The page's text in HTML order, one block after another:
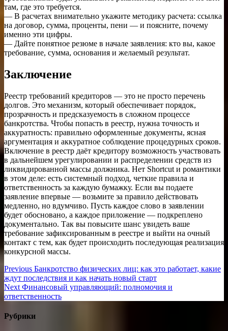
там, где это требуется.
— В расчетах внимательно укажите методику расчета: ссылка
на договор, сумма, проценты, пени — и поясните, почему
именно эти цифры.
— Дайте понятное резюме в начале заявления: кто вы, какое
требование, сумма, основания и желаемый результат.
Заключение
Реестр требований кредиторов — это не просто перечень
долгов. Это механизм, который обеспечивает порядок,
прозрачность и предсказуемость в сложном процессе
банкротства. Чтобы попасть в реестр, нужна точность и
аккуратность: правильно оформленные документы, ясная
аргументация и аккуратное соблюдение процедурных сроков.
Включение в реестр даёт кредитору возможность участвовать
в дальнейшем урегулировании и распределении средств из
ликвидированной массы должника. Нет Shortcut и романтики
в этом деле: есть системный подход, четкие правила и
ответственность за каждую бумажку. Если вы подаете
заявление впервые — возьмите за правило действовать
медленно, но вдумчиво. Пусть каждое слово в заявлении
будет обосновано, а каждое приложение — подкреплено
документально. Так вы повысите шанс увидеть ваше
требование зафиксированным в реестре и выйти на очный
контакт с тем, как будет происходить последующая реализация
конкурсной массы.
Навигация
по
записям
Previous Previous
post:
Банкротство физических лиц: как это работает, какие
ждут последствия и как начать новый старт
Next Next
post:
Финансовый управляющий: полномочия и
ответственность
Рубрики